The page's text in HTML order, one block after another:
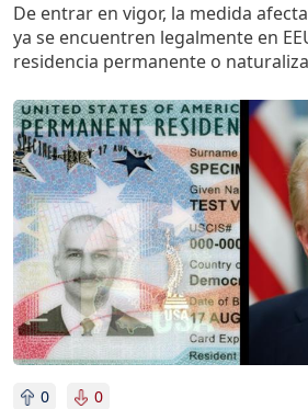
De entrar en vigor, la medida
ya se encuentren legalmente en
residencia permanente o
Imagen
0 0